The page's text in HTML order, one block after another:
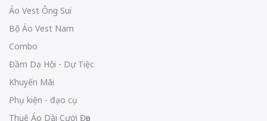
Áo Vest Ông Sui
Bộ Áo Vest Nam
Combo
Đầm Dạ Hội - Dự Tiệc
Khuyến Mãi
Phụ kiện - đạo cụ
Thuê Áo Dài Cưới Đẹp